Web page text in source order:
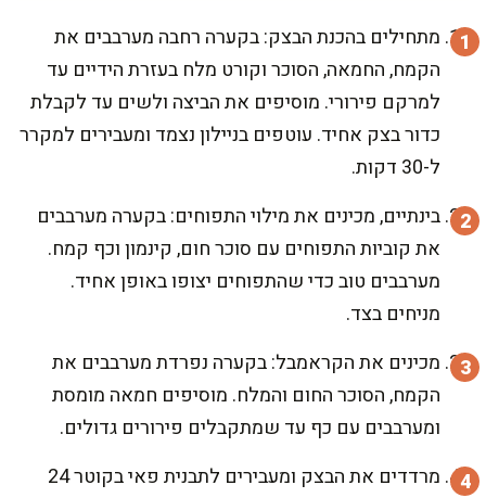
מתחילים בהכנת הבצק: בקערה רחבה מערבבים את
הקמח, החמאה, הסוכר וקורט מלח בעזרת הידיים עד
למרקם פירורי. מוסיפים את הביצה ולשים עד לקבלת
כדור בצק אחיד. עוטפים בניילון נצמד ומעבירים למקרר
ל-30 דקות.
בינתיים, מכינים את מילוי התפוחים: בקערה מערבבים
את קוביות התפוחים עם סוכר חום, קינמון וכף קמח.
מערבבים טוב כדי שהתפוחים יצופו באופן אחיד.
מניחים בצד.
מכינים את הקראמבל: בקערה נפרדת מערבבים את
הקמח, הסוכר החום והמלח. מוסיפים חמאה מומסת
ומערבבים עם כף עד שמתקבלים פירורים גדולים.
מרדדים את הבצק ומעבירים לתבנית פאי בקוטר 24